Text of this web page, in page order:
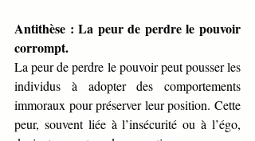
Antithèse : La peur de perdre le pouvoir
corrompt.
La peur de perdre le pouvoir peut pousser les
individus à adopter des comportements
immoraux pour préserver leur position. Cette
peur, souvent liée à l’insécurité ou à l’égo,